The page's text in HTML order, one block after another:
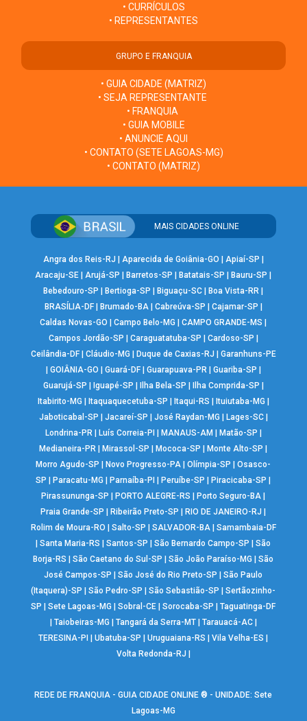
• CURRÍCULOS
• REPRESENTANTES
GRUPO E FRANQUIA
• GUIA CIDADE (MATRIZ)
• SEJA REPRESENTANTE
• FRANQUIA
• GUIA MOBILE
• ANUNCIE AQUI
• CONTATO (SETE LAGOAS-MG)
• CONTATO (MATRIZ)
MAIS CIDADES ONLINE
Angra dos Reis-RJ Aparecida de Goiânia-GO Apiaí-SP
Aracaju-SE |Arujá-SP Barretos-SP Batatais-SP Bauru-SP
Bebedouro-SP
Bertioga-SP Biguaçu-SC Boa Vista-RR
BRASÍLIA-DF| Brumado-BA| Cabreúva-SP Cajamar-SP
Caldas Novas-GO
|Campo Belo-MG |CAMPO GRANDE-MS
Campos Jordão-SP
Caraguatatuba-SP Cardoso-SP
Ceilândia-DF| Cláudio-MG Duque de Caxias-RJ
Garanhuns-PE
GOIÂNIA-GO Guará-DF| Guarapuava-PR| Guariba-SP
Guarujá-SP
Iguapé-SP Ilha Bela-SP Ilha Comprida-SP
Itabirito-MG
Itaquaquecetuba-SP Itaqui-RS Ituiutaba-MG
Jaboticabal-SP
Jacareí-SP José Raydan-MG Lages-SC|
Londrina-PR| Luís Correia-PI MANAUS-AM Matão-SP
Medianeira-PR
Mirassol-SP Mococa-SP Monte Alto-SP
Morro Agudo-SP
Novo Progresso-PA |Olímpia-SP |Osasco-
SP
Paracatu-MG Parnaíba-PI Peruíbe-SP Piracicaba-SP
Pirassununga-SP
PORTO ALEGRE-RS Porto Seguro-BA
Praia Grande-SP
Ribeirão Preto-SP RIO DE JANEIRO-RJ
Rolim de Moura-RO
Salto-SP SALVADOR-BA| Samambaia-DF
|Santa Maria-RS |Santos-SP |São Bernardo Campo-SP |São
Borja-RS
|São Caetano do Sul-SP |São João Paraíso-MG |São
José Campos-SP
|São José do Rio Preto-SP |São Paulo
(Itaquera)-SP
|São Pedro-SP |São Sebastião-SP |Sertãozinho-
SP
|Sete Lagoas-MG |Sobral-CE |Sorocaba-SP |Taguatinga-DF
Taiobeiras-MG Tangará da Serra-MT| Tarauacá-AC|
TERESINA-PI
|Ubatuba-SP |Uruguaiana-RS |Vila Velha-ES
Volta Redonda-RJ
REDE DE FRANQUIA - GUIA CIDADE ONLINE ® - UNIDADE: Sete
Lagoas-MG